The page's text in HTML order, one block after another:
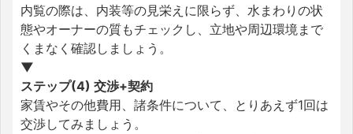
内覧の際は、内装等の見栄えに限らず、水まわりの状
態やオーナーの質もチェックし、立地や周辺環境まで
くまなく確認しましょう。
▼
ステップ(4) 交渉+契約
家賃やその他費用、諸条件について、とりあえず1回は
交渉してみましょう。